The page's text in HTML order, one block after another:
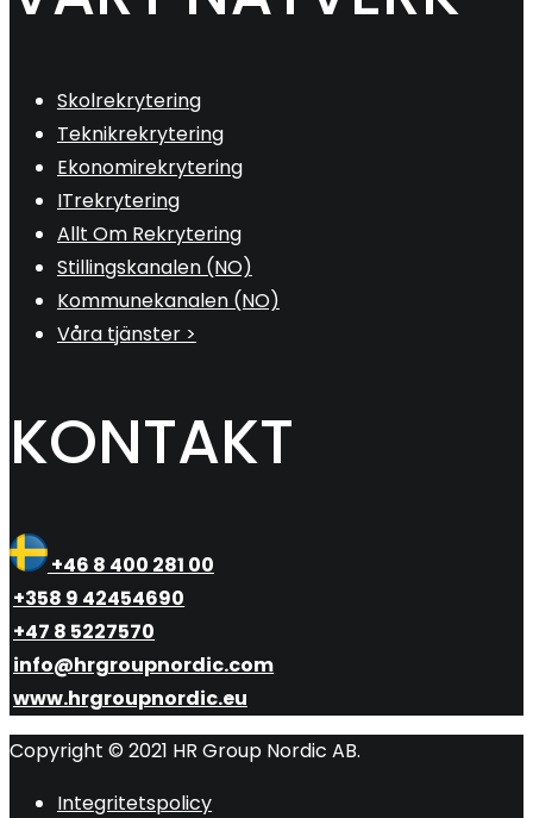
Skolrekrytering
Teknikrekrytering
Ekonomirekrytering
ITrekrytering
Allt Om Rekrytering
Stillingskanalen (NO)
Kommunekanalen (NO)
Våra tjänster >
KONTAKT
+46 8 400 281 00
+358 9 42454690
+47 8 5227570
info@hrgroupnordic.com
www.hrgroupnordic.eu
Copyright © 2021 HR Group Nordic AB.
Integritetspolicy